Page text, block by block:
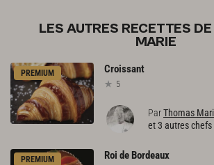
LES AUTRES RECETTES
MARIE
PREMIUM Croissant
5
ParThomas
et 3 autres chefs
PREMIUM Roi de Bordeaux